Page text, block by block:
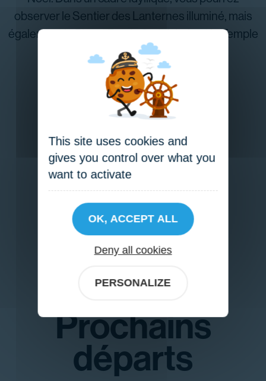
observer le Sentier des Lanternes illuminé, mais
également le Plan d'Eau, la Cathédrale et le Temple
Neuf.
Prochains
départs
This site uses cookies and
gives you control over what you
want to activate
OK, ACCEPT ALL
Deny all cookies
PERSONALIZE